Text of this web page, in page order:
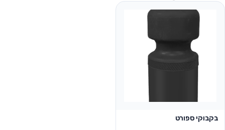
בקבוקי ספורט